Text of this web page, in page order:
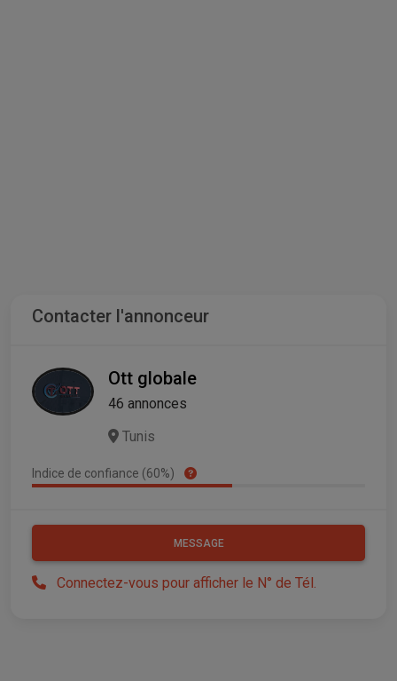
Contacter l'annonceur
Ott globale
46 annonces
Tunis
Indice de confiance (60%)
MESSAGE
Connectez-vous pour afficher le N° de Tél.